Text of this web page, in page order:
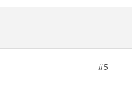
#5